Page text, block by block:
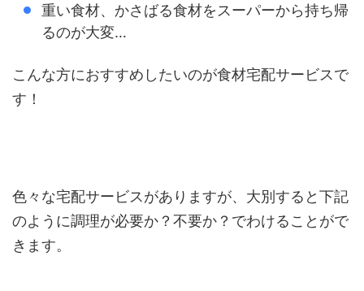
重い食材、かさばる食材をスーパーから持ち帰
るのが大変…
こんな方におすすめしたいのが食材宅配サービスで
す！
色々な宅配サービスがありますが、大別すると下記
のように調理が必要か？不要か？でわけることがで
きます。